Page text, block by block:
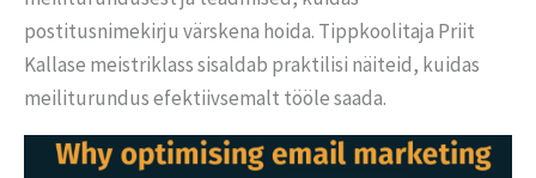
postitusnimekirju värskena hoida. Tippkoolitaja Priit
Kallase meistriklass sisaldab praktilisi näiteid, kuidas
meiliturundus efektiivsemalt tööle saada.